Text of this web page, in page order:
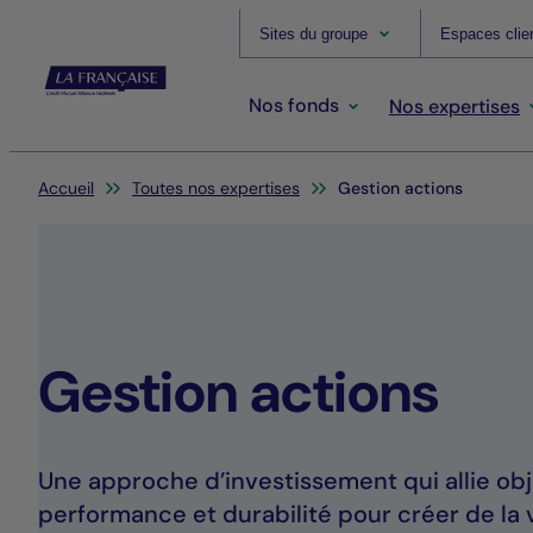
Sites du groupe Espaces
Nos fonds Nos expertises
Vous êtes ici:
Accueil Toutes nos expertises Gestion actions
Gestion actions
Une approche d’investissement qui allie
performance et durabilité pour créer de la